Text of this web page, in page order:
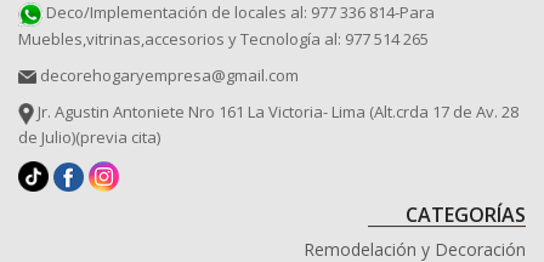
Deco/Implementación de locales al: 977 336 814-Para
Muebles,vitrinas,accesorios y Tecnología al: 977 514 265
decorehogaryempresa@gmail.com
Jr. Agustin Antoniete Nro 161 La Victoria- Lima (Alt.crda 17 de Av. 28
de Julio)(previa cita)
CATEGORÍAS
Remodelación y Decoración